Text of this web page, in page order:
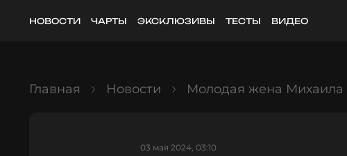
НОВОСТИ ЧАРТЫ ЭКСКЛЮЗИВЫ ТЕСТЫ ВИДЕО
Главная Новости Молодая жена Михаила
03 мая 2024, 03:10